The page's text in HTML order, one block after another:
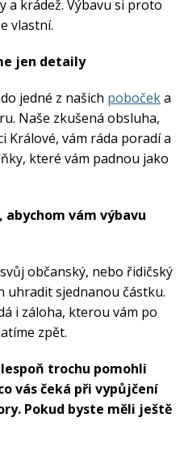
a krádež. Výbavu si proto
vlastní.
jen detaily
jedné z našich pobočeka
Naše zkušená obsluha,
Králové, vám ráda poradí a
které vám padnou jako
vám výbavu
občanský, nebo řidičský
uhradit sjednanou částku.
i záloha, kterou vám po
zpět.
trochu pomohli
vás čeká při vypůjčení
Pokud byste měli ještě